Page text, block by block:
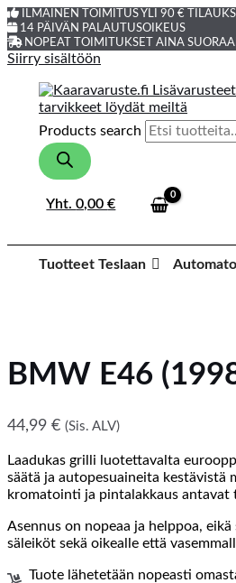
ILMAINEN TOIMITUS YLI 90 €
14 PÄIVÄN PALAUTUSOIKEUS
NOPEAT TOIMITUKSET AINA
Siirry sisältöön
Products search
Yht.0,00€
Tuotteet Teslaan
BMW E46
44,99 € (Sis. ALV)
Laadukas grilli luotettavalta
säätä ja autopesuaineita
kromatointi ja pintalakkaus
Asennus on nopeaa ja helppoa,
säleiköt sekä oikealle että
Tuote lähetetään nopeasti